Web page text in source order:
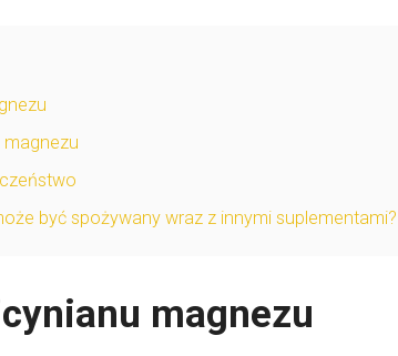
być spożywany wraz z innymi suplementami?
magnezu